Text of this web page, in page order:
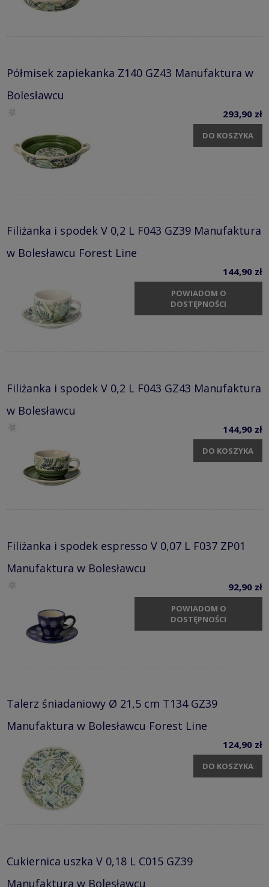
Półmisek zapiekanka Z140 GZ43 Manufaktura w
Bolesławcu
293,90 zł
DO KOSZYKA
Filiżanka i spodek V 0,2 L F043 GZ39 Manufaktura
w Bolesławcu Forest Line
144,90 zł
POWIADOM O
DOSTĘPNOŚCI
Filiżanka i spodek V 0,2 L F043 GZ43 Manufaktura
w Bolesławcu
144,90 zł
DO KOSZYKA
Filiżanka i spodek espresso V 0,07 L F037 ZP01
Manufaktura w Bolesławcu
92,90 zł
POWIADOM O
DOSTĘPNOŚCI
Talerz śniadaniowy Ø 21,5 cm T134 GZ39
Manufaktura w Bolesławcu Forest Line
124,90 zł
DO KOSZYKA
Cukiernica uszka V 0,18 L C015 GZ39